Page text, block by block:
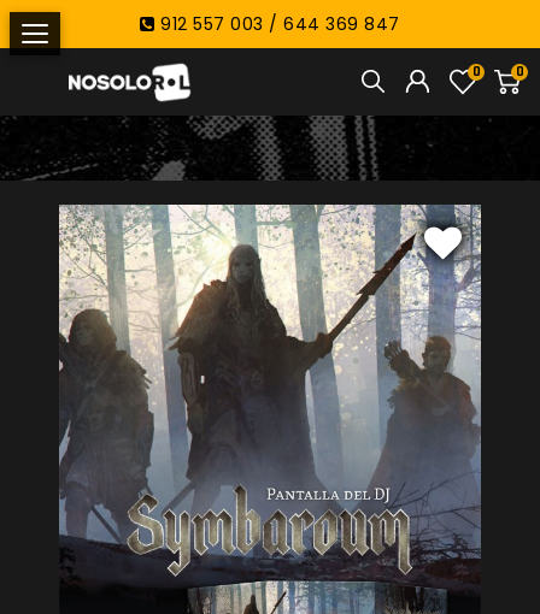
912 557 003 / 644 369 847
0
0